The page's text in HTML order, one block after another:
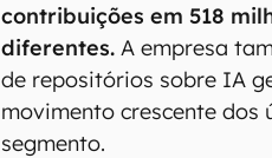
contribuições em 518
diferentes. A empresa
de repositórios sobre IA
movimento crescente dos
segmento.